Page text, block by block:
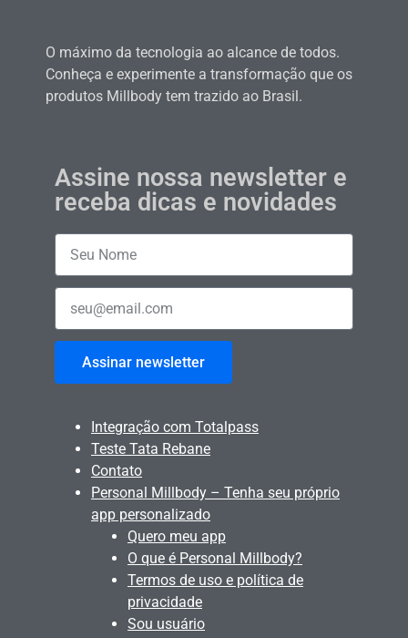
O máximo da tecnologia ao alcance de todos.
Conheça e experimente a transformação que os
produtos Millbody tem trazido ao Brasil.
Assine nossa newsletter e
receba dicas e novidades
Assinar newsletter
Integração com Totalpass
Teste Tata Rebane
Contato
Personal Millbody – Tenha seu próprio
app personalizado
Quero meu app
O que é Personal Millbody?
Termos de uso e política de
privacidade
Sou usuário